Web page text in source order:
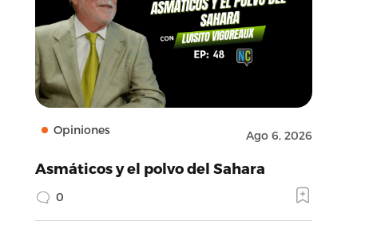
Opiniones Ago 6, 2026
Asmáticos y el polvo del Sahara
0